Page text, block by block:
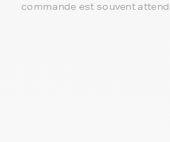
commande est souvent